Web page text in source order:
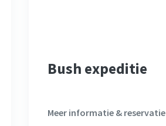
Bush expeditie
Meer informatie & reservatie